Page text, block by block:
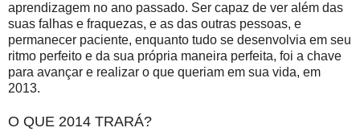
aprendizagem no ano passado. Ser capaz de ver além das
suas falhas e fraquezas, e as das outras pessoas, e
permanecer paciente, enquanto tudo se desenvolvia em seu
ritmo perfeito e da sua própria maneira perfeita, foi a chave
para avançar e realizar o que queriam em sua vida, em
2013.
O QUE 2014 TRARÁ?